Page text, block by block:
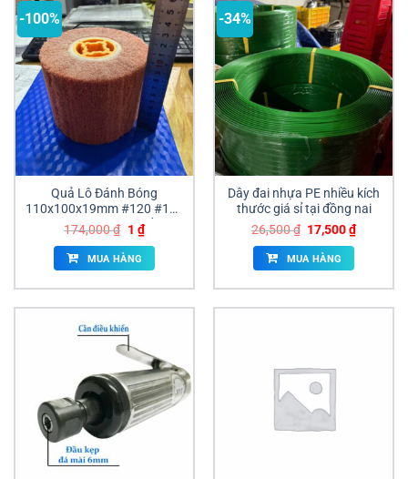
-100%
Quả Lô Đánh Bóng
110x100x19mm #120 #180
#240 #320 Giá Tốt
174,000₫ Giá
gốc
là:
174,000 ₫.
1 ₫Giá
hiện
tại
MUA HÀNG
-34%
Dây đai nhựa PE nhiều kích
thước giá sỉ tại đồng nai
26,500₫ Giá
gốc
là:
26,500 ₫.
17,500₫Giá
hiện
MUA HÀNG